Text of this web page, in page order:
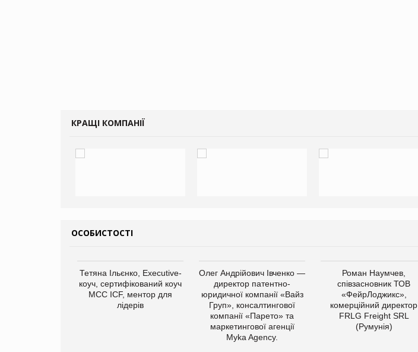
КРАЩІ КОМПАНІЇ
ОСОБИСТОСТІ
Тетяна Ільєнко, Executive-
коуч, сертифікований коуч
МСС ICF, ментор для
лідерів
Олег Андрійович Івченко —
директор патентно-
юридичної компанії «Вайз
Груп», консалтингової
компанії «Парето» та
маркетингової агенції
Myka Agency.
Роман Наумчев,
співзасновник ТОВ
«ФейрЛоджикс»,
комерційний директор
FRLG Freight SRL
(Румунія)